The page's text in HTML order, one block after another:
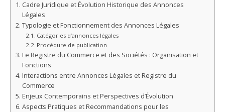
Cadre Juridique et Évolution Historique des Annonces
Légales
Typologie et Fonctionnement des Annonces Légales
Catégories d’annonces légales
Procédure de publication
Le Registre du Commerce et des Sociétés : Organisation et
Fonctions
Interactions entre Annonces Légales et Registre du
Commerce
Enjeux Contemporains et Perspectives d’Évolution
Aspects Pratiques et Recommandations pour les